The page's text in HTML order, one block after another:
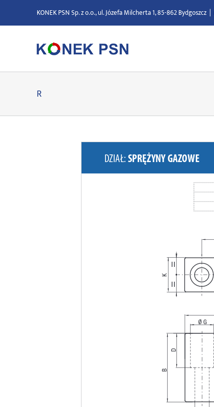
zawartości
KONEK PSN Sp. z o.o., ul. Józefa Milcherta 1, 85-862 Bydgoszcz |
R